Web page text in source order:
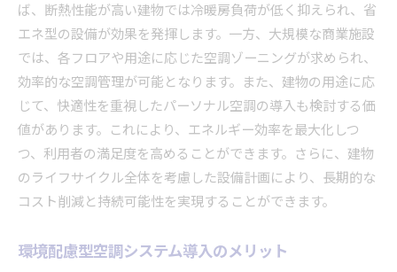
継続的改善プロセスの導入
プロジェクト成功のための空調設備工事の実践的ノ
ウハウ
成功事例に学ぶプロジェクト管理のコツ
品質向上のためのベストプラクティス
現場での課題解決力の強化
効率的なチームビルディングの手法
プロジェクトの進捗管理ツールの活用法
顧客満足度を高めるための取り組み
ば、断熱性能が高い建物では冷暖房負荷が低く抑えられ、省
エネ型の設備が効果を発揮します。一方、大規模な商業施設
では、各フロアや用途に応じた空調ゾーニングが求められ、
効率的な空調管理が可能となります。また、建物の用途に応
じて、快適性を重視したパーソナル空調の導入も検討する価
値があります。これにより、エネルギー効率を最大化しつ
つ、利用者の満足度を高めることができます。さらに、建物
のライフサイクル全体を考慮した設備計画により、長期的な
コスト削減と持続可能性を実現することができます。
環境配慮型空調システム導入のメリット